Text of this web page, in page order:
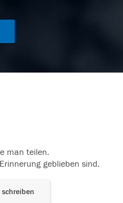
man teilen.
geblieben sind.